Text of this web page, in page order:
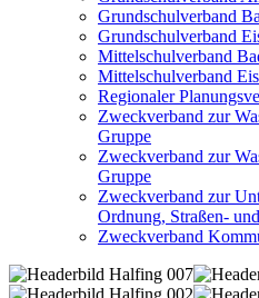
Grundschulverband
Grundschulverband
Mittelschulverband
Mittelschulverband
Regionaler
Zweckverband zur
Gruppe
Zweckverband zur
Gruppe
Zweckverband zur
Ordnung, Straßen-
Zweckverband